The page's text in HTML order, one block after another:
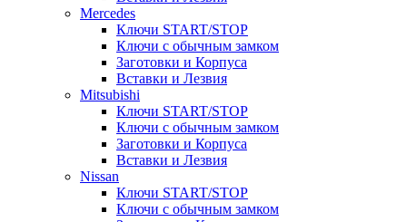
Mercedes
Ключи START/STOP
Ключи с обычным замком
Заготовки и Корпуса
Вставки и Лезвия
Mitsubishi
Ключи START/STOP
Ключи с обычным замком
Заготовки и Корпуса
Вставки и Лезвия
Nissan
Ключи START/STOP
Ключи с обычным замком